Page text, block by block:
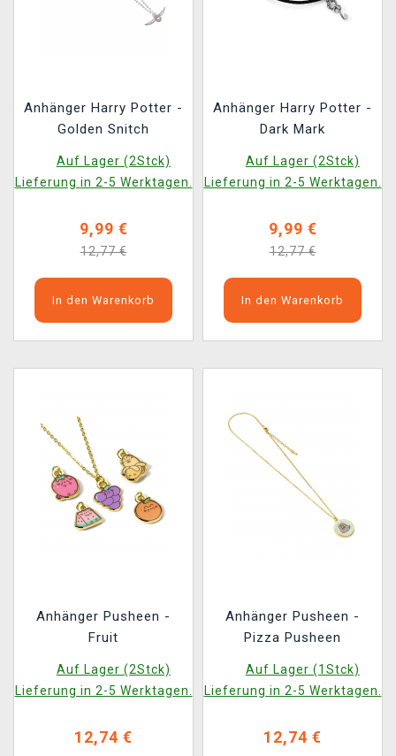
Anhänger Harry Potter -
Golden Snitch
Auf Lager (2Stck)
Lieferung in 2-5 Werktagen.
9,99 €
12,77 €
In den Warenkorb
Anhänger Harry Potter -
Dark Mark
Auf Lager (2Stck)
Lieferung in 2-5 Werktagen.
9,99 €
12,77 €
In den Warenkorb
Anhänger Pusheen -
Fruit
Auf Lager (2Stck)
Lieferung in 2-5 Werktagen.
12,74 €
Anhänger Pusheen -
Pizza Pusheen
Auf Lager (1Stck)
Lieferung in 2-5 Werktagen.
12,74 €